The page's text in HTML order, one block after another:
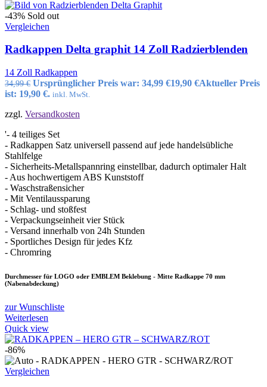
-43% Sold out
Vergleichen
Radkappen Delta graphit 14 Zoll Radzierblenden
14 Zoll Radkappen
34,99€ Ursprünglicher Preis war: 34,99 €19,90 €Aktueller Preis
ist: 19,90 €. inkl. MwSt.
zzgl. Versandkosten
'- 4 teiliges Set
- Radkappen Satz universell passend auf jede handelsübliche
Stahlfelge
- Sicherheits-Metallspannring einstellbar, dadurch optimaler Halt
- Aus hochwertigem ABS Kunststoff
- Waschstraßensicher
- Mit Ventilaussparung
- Schlag- und stoßfest
- Verpackungseinheit vier Stück
- Versand innerhalb von 24h Stunden
- Sportliches Design für jedes Kfz
- Chromring
Durchmesser für LOGO oder EMBLEM Beklebung - Mitte Radkappe 70 mm
(Nabenabdeckung)
zur Wunschliste
Weiterlesen
Quick view
-86%
Vergleichen